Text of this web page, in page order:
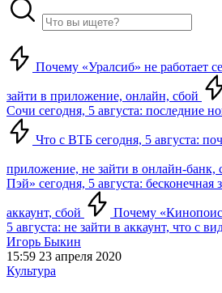
Почему «Уралсиб» не работает
зайти в приложение, онлайн, сбой
Сочи сегодня, 5 августа: последние
Что с ВТБ сегодня, 5 августа:
приложение, не зайти в онлайн-банк,
Пэй» сегодня, 5 августа: бесконечная
аккаунт, сбой
Почему
5 августа: не зайти в аккаунт, что с
Игорь Быкин
15:59 23 апреля 2020
Культура